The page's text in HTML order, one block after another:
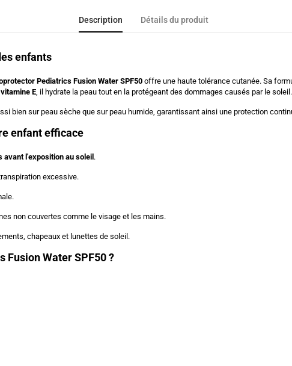
Description Détails du produit
enfants
Pediatrics Fusion Water SPF50 offre une haute tolérance cutanée. Sa
E, il hydrate la peau tout en la protégeant des dommages causés par le soleil.
bien sur peau sèche que sur peau humide, garantissant ainsi une protection
enfant efficace
avant l'exposition au soleil .
excessive.
non couvertes comme le visage et les mains.
chapeaux et lunettes de soleil.
Fusion Water SPF50 ?